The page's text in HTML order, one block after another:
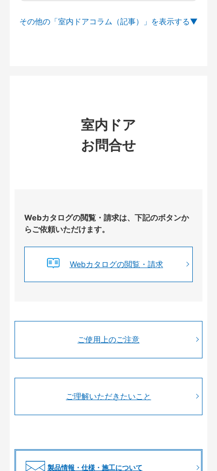
その他の「室内ドアコラム（記事）」を
室内ドア
お問合せ
Webカタログの閲覧・請求は、下記のボタンか
らご依頼いただけます。
Webカタログの閲覧・請求
ご使用上のご注意
ご理解いただきたいこと
製品情報・仕様・施工について